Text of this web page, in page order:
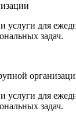
услуги для
задач.
услуги для
задач.